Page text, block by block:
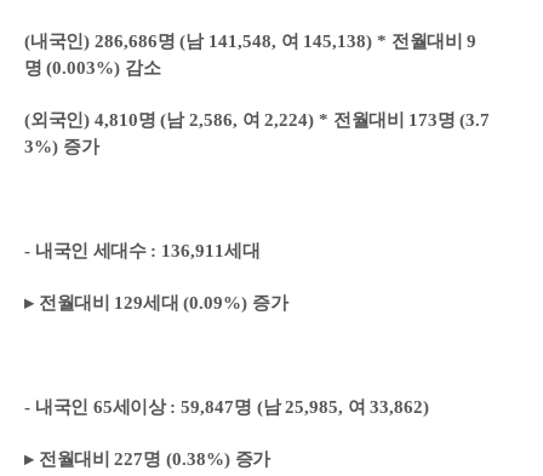
(내국인 ) 286,686명(남 141,548, 여 145,138) * 전월대비9
명(0.003%) 감소
(외국인 ) 4,810명(남2,586, 여 2,224) * 전월대비 173명(3.7
3%) 증가
- 내국인 세대수 : 136,911세대
▸ 전월대비 129세대(0.09%) 증가
- 내국인 65세이상: 59,847명 (남25,985, 여33,862)
▸ 전월대비227명 (0.38%) 증가